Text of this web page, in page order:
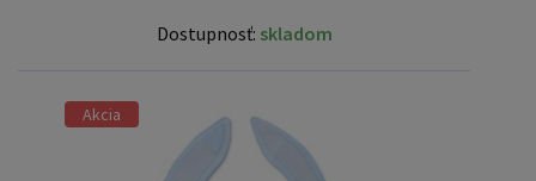
Dostupnosť: skladom
Akcia